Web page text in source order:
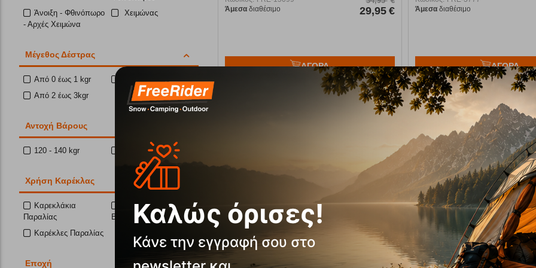
Άνοιξη - Φθινόπωρο
- Αρχές Χειμώνα
Χειμώνας
Μέγεθος Δέστρας
Από 0 έως 1 kgr
Από 2 έως 3kgr
Αντοχή Βάρους
120 - 140 kgr 150 kgr και πάνω
Χρήση Καρέκλας
Καρεκλάκια
Παραλίας
Καρέκλες Κήπου -
Βεράντας
Καρέκλες Παραλίας
Εποχή
Άμεσαδιαθέσιμο 29,95 €
ΑΓΟΡΑ
Άμεσαδιαθέσιμο
ΑΓΟΡΑ
Αγαπημένα
Στρώμα Outwell Flock Classic Single
9%
Πάσσαλος σκύλου Outwell
Καλώς όρισες!
Κάνε την εγγραφή σου στο